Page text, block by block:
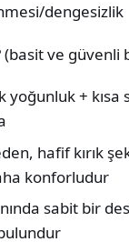
dengesizlik
(basit ve güvenli
+ kısa
hafif kırık
konforludur
sabit bir